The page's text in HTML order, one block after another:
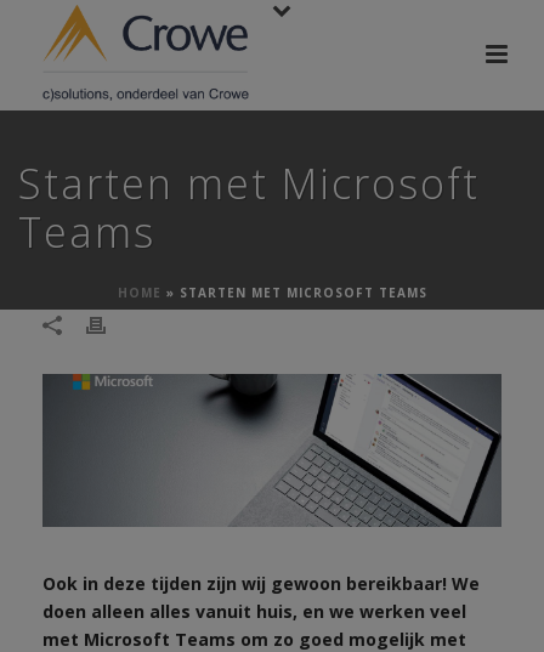
Starten met Microsoft
Teams
HOME » STARTEN MET MICROSOFT TEAMS
Ook in deze tijden zijn wij gewoon bereikbaar! We
doen alleen alles vanuit huis, en we werken veel
met Microsoft Teams om zo goed mogelijk met